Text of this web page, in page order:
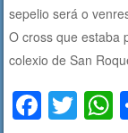
sepelio será o
O cross que estaba
colexio de San
F T